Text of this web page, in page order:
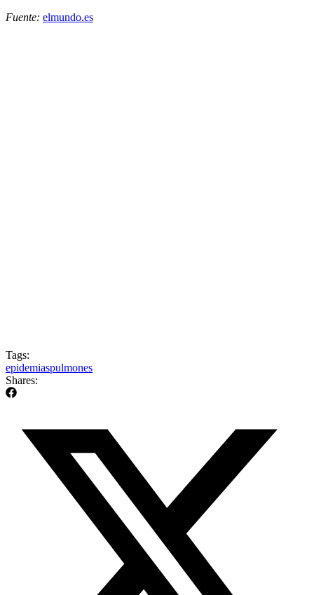
Fuente: elmundo.es
Tags:
epidemiaspulmones
Shares: